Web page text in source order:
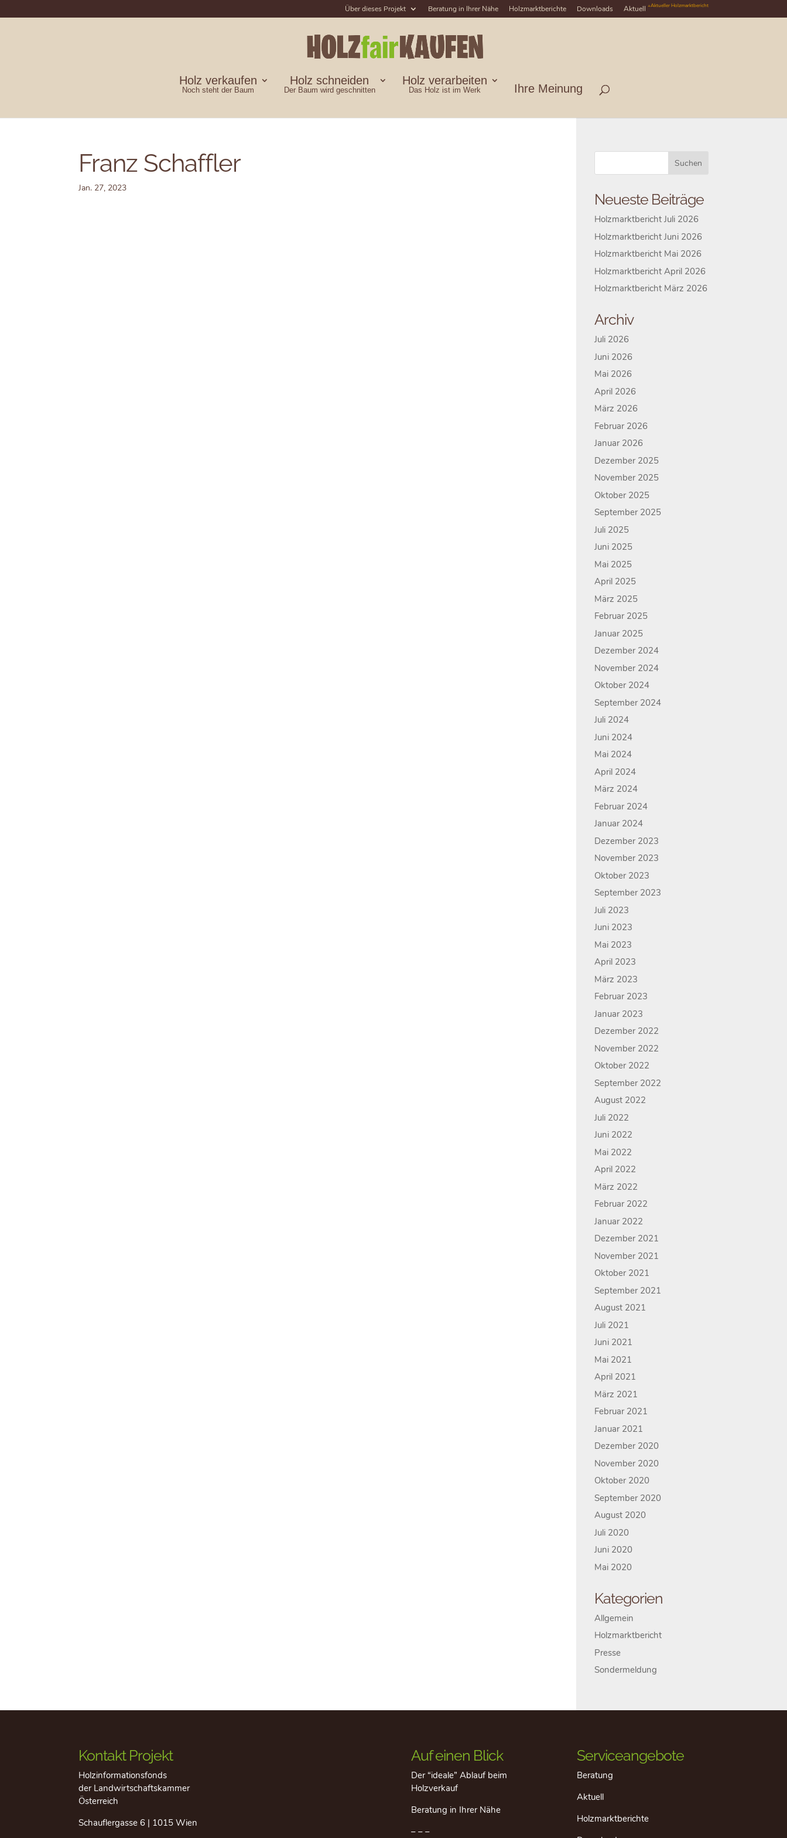
Über dieses Projekt Beratung in Ihrer Nähe Holzmarktberichte Downloads Aktuell +Aktueller Holzmarktbericht
Holz verkaufen
Noch steht der Baum
Holz schneiden
Der Baum wird geschnitten
Holz verarbeiten
Das Holz ist im Werk Ihre Meinung
Franz Schaffler
Jan. 27, 2023
Neueste Beiträge
Holzmarktbericht Juli 2026
Holzmarktbericht Juni 2026
Holzmarktbericht Mai 2026
Holzmarktbericht April 2026
Holzmarktbericht März 2026
Archiv
Juli 2026
Juni 2026
Mai 2026
April 2026
März 2026
Februar 2026
Januar 2026
Dezember 2025
November 2025
Oktober 2025
September 2025
Juli 2025
Juni 2025
Mai 2025
April 2025
März 2025
Februar 2025
Januar 2025
Dezember 2024
November 2024
Oktober 2024
September 2024
Juli 2024
Juni 2024
Mai 2024
April 2024
März 2024
Februar 2024
Januar 2024
Dezember 2023
November 2023
Oktober 2023
September 2023
Juli 2023
Juni 2023
Mai 2023
April 2023
März 2023
Februar 2023
Januar 2023
Dezember 2022
November 2022
Oktober 2022
September 2022
August 2022
Juli 2022
Juni 2022
Mai 2022
April 2022
März 2022
Februar 2022
Januar 2022
Dezember 2021
November 2021
Oktober 2021
September 2021
August 2021
Juli 2021
Juni 2021
Mai 2021
April 2021
März 2021
Februar 2021
Januar 2021
Dezember 2020
November 2020
Oktober 2020
September 2020
August 2020
Juli 2020
Juni 2020
Mai 2020
Kategorien
Allgemein
Holzmarktbericht
Presse
Sondermeldung
Kontakt Projekt
Holzinformationsfonds
der Landwirtschaftskammer
Österreich
Schauflergasse 6 | 1015 Wien
Auf einen Blick
Der “ideale” Ablauf beim
Holzverkauf
Beratung in Ihrer Nähe
– – –
Serviceangebote
Beratung
Aktuell
Holzmarktberichte